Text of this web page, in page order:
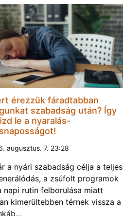
érezzük fáradtabban
szabadság után? Így
le a nyaralás-
augusztus. 7. 23:28
a nyári szabadság célja a teljes
a zsúfolt programok
napi rutin felborulása miatt
kimerültebben térnek vissza a